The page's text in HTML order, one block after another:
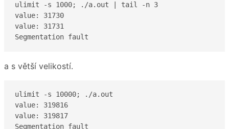
ulimit -s 1000; ./a.out | tail -n 3
value: 31730
value: 31731
Segmentation fault
a s větší velikostí.
ulimit -s 10000; ./a.out
value: 319816
value: 319817
Segmentation fault